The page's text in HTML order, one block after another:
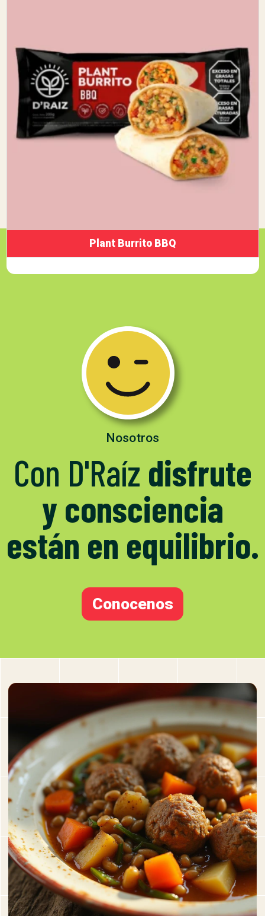
Plant Burrito BBQ
Nosotros
Con D'Raíz disfrute
y consciencia
están en equilibrio.
Conocenos